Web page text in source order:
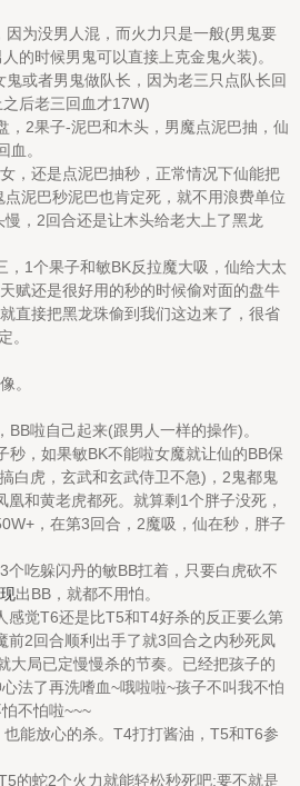
为没男人混，而火力只是一般(男鬼要
的时候男鬼可以直接上克金鬼火装)。
或者男鬼做队长，因为老三只点队长回
后老三回血才17W)
2果子-泥巴和木头，男魔点泥巴抽，仙
血。
还是点泥巴抽秒，正常情况下仙能把
泥巴秒泥巴也肯定死，就不用浪费单位
，2回合还是让木头给老大上了黑龙
1个果子和敏BK反拉魔大吸，仙给大太
赋还是很好用的秒的时候偷对面的盘牛
直接把黑龙珠偷到我们这边来了，很省
。
。
啦自己起来(跟男人一样的操作)。
，如果敏BK不能啦女魔就让仙的BB保
白虎，玄武和玄武侍卫不急)，2鬼都鬼
和黄老虎都死。就算剩1个胖子没死，
，在第3回合，2魔吸，仙在秒，胖子
吃躲闪丹的敏BB扛着，只要白虎砍不
出BB，就都不用怕。
觉T6还是比T5和T4好杀的反正要么第
前2回合顺利出手了就3回合之内秒死凤
大局已定慢慢杀的节奏。已经把孩子的
法了再洗嗜血~哦啦啦~孩子不叫我不怕
不怕啦~~~
能放心的杀。T4打打酱油，T5和T6参
蛇2个火力就能轻松秒死吧;要不就是